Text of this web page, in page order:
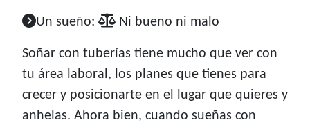
Un sueño: Ni bueno ni malo
Soñar con tuberías tiene mucho que ver con
tu área laboral, los planes que tienes para
crecer y posicionarte en el lugar que quieres y
anhelas. Ahora bien, cuando sueñas con